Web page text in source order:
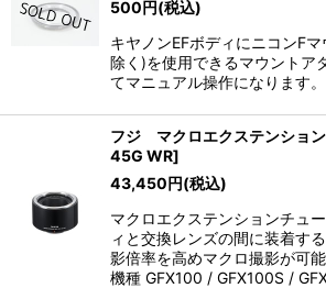
500円(税込)
キヤノンEFボディにニコンF
除く)を使用できるマウントア
てマニュアル操作になります
フジ マクロエクステンショ
45G WR]
43,450円(税込)
マクロエクステンションチュ
ィと交換レンズの間に装着す
影倍率を高めマクロ撮影が可
機種 GFX100 / GFX100S /